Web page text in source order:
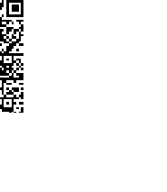
20260728-丰台新闻